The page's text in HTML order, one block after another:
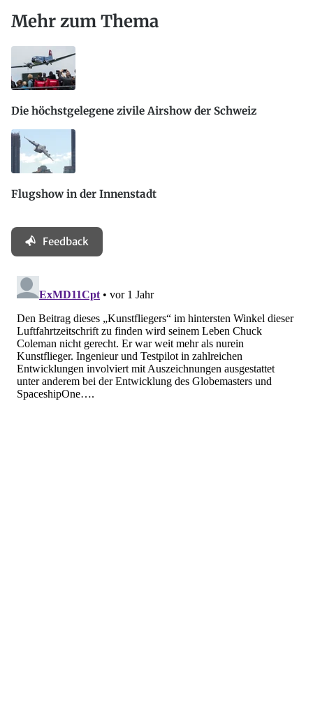
Mehr zum Thema
Die höchstgelegene zivile Airshow der Schweiz
Flugshow in der Innenstadt
Feedback